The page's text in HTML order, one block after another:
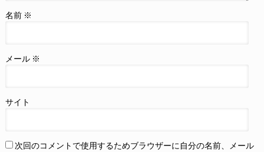
名前 ※
メール ※
サイト
次回のコメントで使用するためブラウザーに自分の名前、メール